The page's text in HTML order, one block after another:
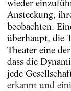
wieder
Ansteckung,
beobachten.
überhaupt, die
Theater eine
dass die
jede
erkannt und